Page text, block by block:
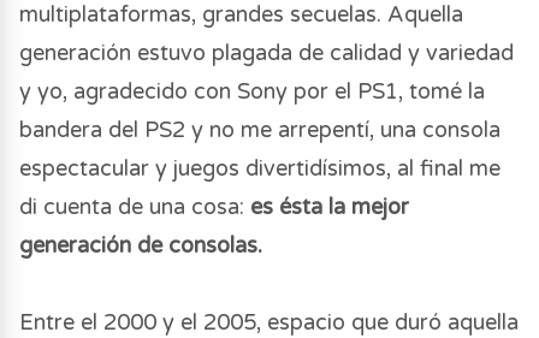
multiplataformas, grandes secuelas. Aquella
generación estuvo plagada de calidad y variedad
y yo, agradecido con Sony por el PS1, tomé la
bandera del PS2 y no me arrepentí, una consola
espectacular y juegos divertidísimos, al final me
di cuenta de una cosa: es ésta la mejor
generación de consolas.
Entre el 2000 y el 2005, espacio que duró aquella